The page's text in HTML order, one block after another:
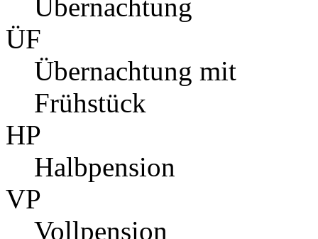
Übernachtung
ÜF
Übernachtung mit
Frühstück
HP
Halbpension
VP
Vollpension